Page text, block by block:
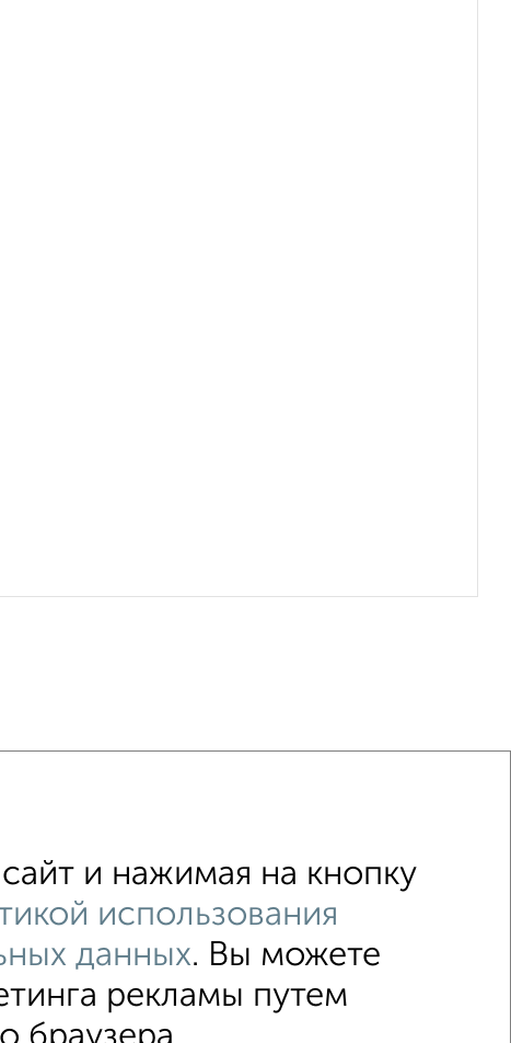
↑ НАВЕРХ К МЕНЮ
и нажимая на кнопку
использования
данных. Вы можете
рекламы путем